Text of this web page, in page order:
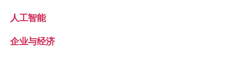
人工智能
企业与经济